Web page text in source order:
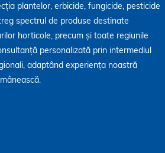
plantelor, erbicide, fungicide, pesticide
spectrul de produse destinate
horticole, precum și toate regiunile
personalizată prin intermediul
adaptând experiența noastră